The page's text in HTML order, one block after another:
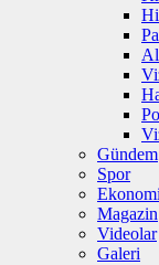
Gündem
Spor
Ekonomi
Magazin
Videolar
Galeri